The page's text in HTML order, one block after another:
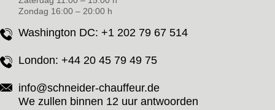
Zondag 16:00 – 20:00 h
Washington DC: +1 202 79 67 514
London: +44 20 45 79 49 75
info@schneider-chauffeur.de
We zullen binnen 12 uur antwoorden